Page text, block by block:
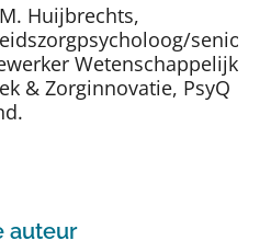
Huijbrechts,
senior
Wetenschappelijk
& Zorginnovatie, PsyQ
auteur